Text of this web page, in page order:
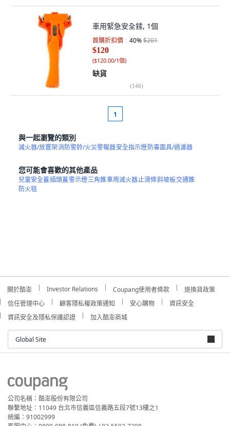
車用緊急安全錘, 1個
首購折扣價 40%$201
$120
($120.00/1個)
缺貨
(146)
1
與一起瀏覽的類別
滅火器/放置架消防警鈴/火災警報器安全指示燈防毒面具/過濾器
您可能會喜歡的其他產品
兒童安全蓋插頭蓋警示燈三角錐車用滅火器止滑條斜坡板交通錐
防火毯
關於酷澎 Investor Relations Coupang使用者條款
退換貨政策
信任管理中心
顧客隱私權政策通知 安心購物
資訊安全
資訊安全及隱私保護認證
加入酷澎商城
Global Site
公司名稱：酷澎股份有限公司
聯繫地址：11049 台北市信義區信義路五段7號13樓之1
統編：91002999